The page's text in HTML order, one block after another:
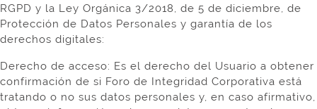
RGPD y la Ley Orgánica 3/2018, de 5 de diciembre, de
Protección de Datos Personales y garantía de los
derechos digitales:
Derecho de acceso: Es el derecho del Usuario a obtener
confirmación de si Foro de Integridad Corporativa está
tratando o no sus datos personales y, en caso afirmativo,